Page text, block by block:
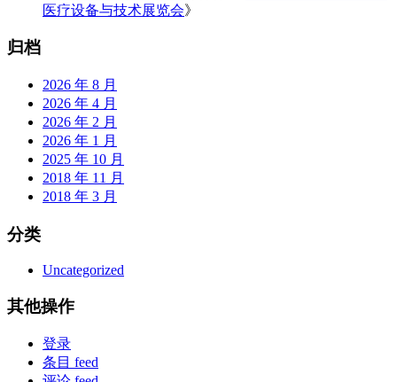
医疗设备与技术展览会》
归档
2026 年 8 月
2026 年 4 月
2026 年 2 月
2026 年 1 月
2025 年 10 月
2018 年 11 月
2018 年 3 月
分类
Uncategorized
其他操作
登录
条目 feed